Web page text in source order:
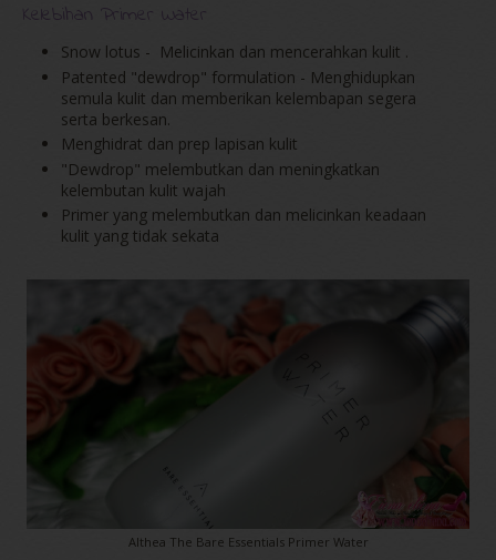
Kelebihan Primer Water
Snow lotus - Melicinkan dan mencerahkan kulit .
Patented "dewdrop" formulation - Menghidupkan
semula kulit dan memberikan kelembapan segera
serta berkesan.
Menghidrat dan prep lapisan kulit
"Dewdrop" melembutkan dan meningkatkan
kelembutan kulit wajah
Primer yang melembutkan dan melicinkan keadaan
kulit yang tidak sekata
Althea The Bare Essentials Primer Water